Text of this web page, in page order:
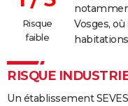
25/08/1980 70 000
Risque
faible
Vosges,
RISQUE
Un établissement